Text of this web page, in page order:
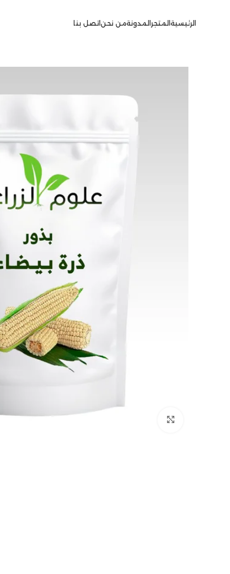
الرئيسيةالمتجرالمدونةمن نحناتصل بنا